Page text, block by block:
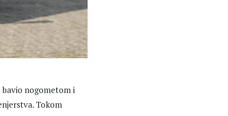
bavio nogometom i
Tokom